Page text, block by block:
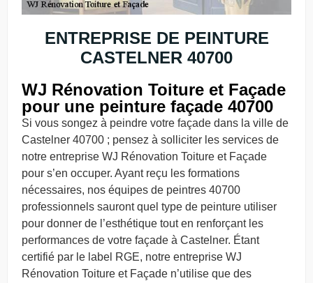
ENTREPRISE DE PEINTURE
CASTELNER 40700
WJ Rénovation Toiture et Façade
pour une peinture façade 40700
Si vous songez à peindre votre façade dans la ville de
Castelner 40700 ; pensez à solliciter les services de
notre entreprise WJ Rénovation Toiture et Façade
pour s’en occuper. Ayant reçu les formations
nécessaires, nos équipes de peintres 40700
professionnels sauront quel type de peinture utiliser
pour donner de l’esthétique tout en renforçant les
performances de votre façade à Castelner. Étant
certifié par le label RGE, notre entreprise WJ
Rénovation Toiture et Façade n’utilise que des